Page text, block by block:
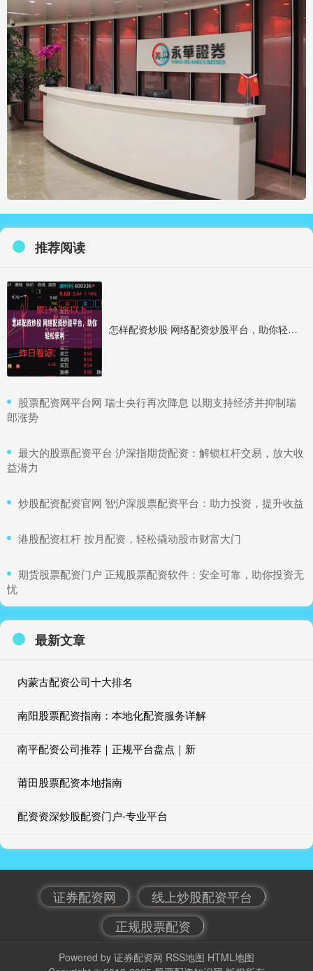
推荐阅读
怎样配资炒股 网络配资炒股平台，助你轻松获利
​股票配资网平台网 瑞士央行再次降息 以期支持经济并抑制瑞
郎涨势
​最大的股票配资平台 沪深指期货配资：解锁杠杆交易，放大收
益潜力
​炒股配资配资官网 智沪深股票配资平台：助力投资，提升收益
​港股配资杠杆 按月配资，轻松撬动股市财富大门
​期货股票配资门户 正规股票配资软件：安全可靠，助你投资无
忧
最新文章
内蒙古配资公司十大排名
南阳股票配资指南：本地化配资服务详解
南平配资公司推荐｜正规平台盘点｜新
莆田股票配资本地指南
配资资深炒股配资门户-专业平台
证券配资网
线上炒股配资平台
正规股票配资
Powered by 证券配资网 RSS地图 HTML地图